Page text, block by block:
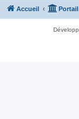
Accueil Portail